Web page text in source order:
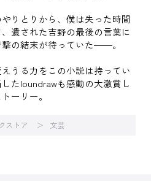
りとりから、僕は失った時間
遺された吉野の最後の言葉に
の結末が待っていた――。
うる力をこの小説は持ってい
たloundrawも感動の大激賞し
ーリー。
ストア 文芸